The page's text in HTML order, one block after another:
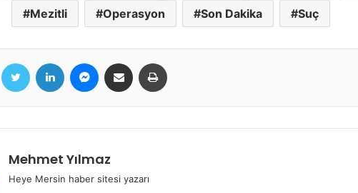
Mezitli Operasyon Son Dakika Suç
FacebookTwitter LinkedIn MessengerE-Posta ile paylaş
Mehmet Yılmaz
Heye Mersin haber sitesi yazarı